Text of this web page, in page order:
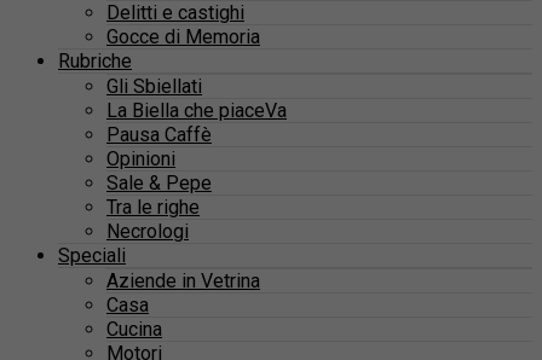
Delitti e castighi
Gocce di Memoria
Rubriche
Gli Sbiellati
La Biella che piaceVa
Pausa Caffè
Opinioni
Sale & Pepe
Tra le righe
Necrologi
Speciali
Aziende in Vetrina
Casa
Cucina
Motori